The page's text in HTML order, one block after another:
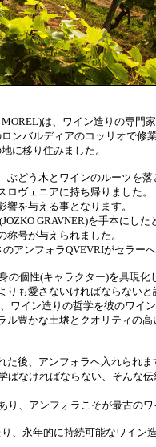
は、ワイン造りの専門
ンバルディアのコッリオで修
に移り住みました。
どう木とワインのルーツを落
ヴェニアに持ち帰りました。
を与える事となります。
GRAVNER)を手本にした
号が与えられました。
アンフォラQVEVRIがセラーへ
個性(キャラクター)を具現化
も愛さないければならないと
イン造りの哲学を彼のワイン
豊かな土壌とクオリティの
後、アンフォラへ入れられま
なければならない、そんな
、アンフォラこそが最古のワ
、永年的に持続可能なワイン